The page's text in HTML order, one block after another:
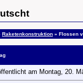
Raketenkonstruktion » Flossen
am Montag, 20.